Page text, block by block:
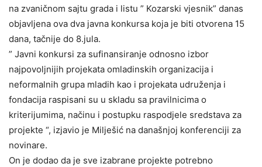
na zvaničnom sajtu grada i listu ” Kozarski vjesnik” danas
objavljena ova dva javna konkursa koja je biti otvorena 15
dana, tačnije do 8.jula.
” Javni konkursi za sufinansiranje odnosno izbor
najpovoljnijih projekata omladinskih organizacija i
neformalnih grupa mladih kao i projekata udruženja i
fondacija raspisani su u skladu sa pravilnicima o
kriterijumima, načinu i postupku raspodjele sredstava za
projekte “, izjavio je Milješić na današnjoj konferenciji za
novinare.
On je dodao da je sve izabrane projekte potrebno